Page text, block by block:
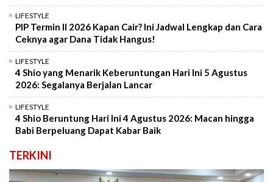
LIFESTYLE
PIP Termin II 2026 Kapan Cair? Ini Jadwal Lengkap dan Cara
Ceknya agar Dana Tidak Hangus!
LIFESTYLE
4 Shio yang Menarik Keberuntungan Hari Ini 5 Agustus
2026: Segalanya Berjalan Lancar
LIFESTYLE
4 Shio Beruntung Hari Ini 4 Agustus 2026: Macan hingga
Babi Berpeluang Dapat Kabar Baik
TERKINI